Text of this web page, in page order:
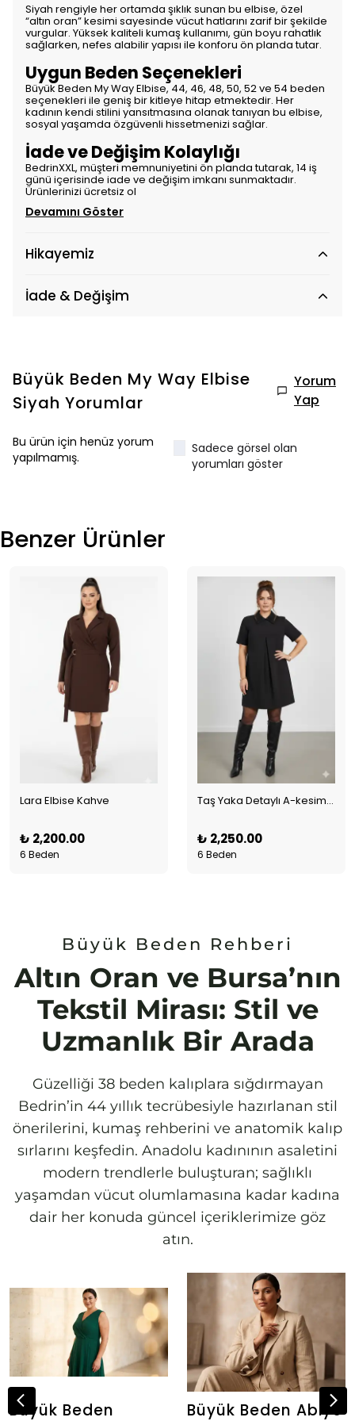
Siyah rengiyle her ortamda şıklık sunan bu elbise, özel
“altın oran” kesimi sayesinde vücut hatlarını zarif bir şekilde
vurgular. Yüksek kaliteli kumaş kullanımı, gün boyu rahatlık
sağlarken, nefes alabilir yapısı ile konforu ön planda tutar.
Uygun Beden Seçenekleri
Büyük Beden My Way Elbise, 44, 46, 48, 50, 52 ve 54 beden
seçenekleri ile geniş bir kitleye hitap etmektedir. Her
kadının kendi stilini yansıtmasına olanak tanıyan bu elbise,
sosyal yaşamda özgüvenli hissetmenizi sağlar.
İade ve Değişim Kolaylığı
BedrinXXL, müşteri memnuniyetini ön planda tutarak, 14 iş
günü içerisinde iade ve değişim imkanı sunmaktadır.
Ürünlerinizi ücretsiz ol
Devamını Göster
Hikayemiz
İade & Değişim
Büyük Beden My Way Elbise
Siyah Yorumlar
Yorum
Yap
Bu ürün için henüz yorum
yapılmamış.
Sadece görsel olan
yorumları göster
Benzer Ürünler
Lara Elbise Kahve
₺ 2,200.00
6 Beden
Taş Yaka Detaylı A-kesim Pilili Elbise Siyah
₺ 2,250.00
6 Beden
Büyük Beden Rehberi
Altın Oran ve Bursa’nın
Tekstil Mirası: Stil ve
Uzmanlık Bir Arada
Güzelliği 38 beden kalıplara sığdırmayan
Bedrin’in 44 yıllık tecrübesiyle hazırlanan stil
önerilerini, kumaş rehberini ve anatomik kalıp
sırlarını keşfedin. Anadolu kadınının asaletini
modern trendlerle buluşturan; sağlıklı
yaşamdan vücut olumlamasına kadar kadına
dair her konuda güncel içeriklerimize göz
atın.
Büyük Beden
Büyük Beden Abiye